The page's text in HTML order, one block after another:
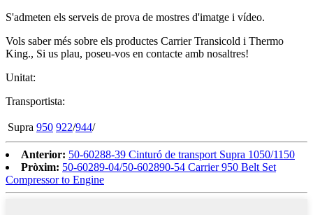
S'admeten els serveis de prova de mostres d'imatge i vídeo.
Vols saber més sobre els productes Carrier Transicold i Thermo
King., Si us plau, poseu-vos en contacte amb nosaltres!
Unitat:
Transportista:
Supra 950 922/944/
Anterior: 50-60288-39 Cinturó de transport Supra 1050/1150
Pròxim: 50-60289-04/50-602890-54 Carrier 950 Belt Set
Compressor to Engine